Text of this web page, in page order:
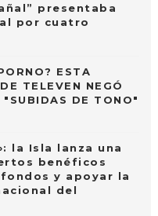
presentaba
por cuatro
ESTA
TELEVEN NEGÓ
"SUBIDAS DE TONO"
la Isla lanza una
benéficos
y apoyar la
del